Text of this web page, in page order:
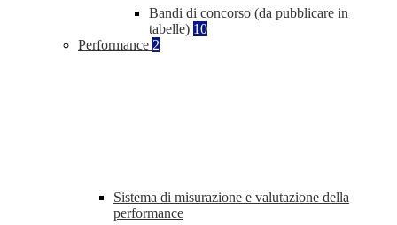
Bandi di concorso (da pubblicare in
tabelle) 10
Performance 2
Sistema di misurazione e valutazione della
performance